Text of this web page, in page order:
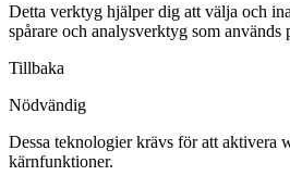
Detta verktyg hjälper dig att välja och
spårare och analysverktyg som används
Tillbaka
Nödvändig
Dessa teknologier krävs för att aktivera
kärnfunktioner.